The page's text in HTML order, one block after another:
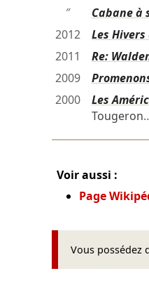
″
Cabane à
2012
Les
2011
Re:
2009
2000
Les
Tougeron
Voir aussi :
Page
Vous possédez